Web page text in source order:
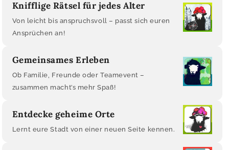
Knifflige Rätsel für jedes Alter
Von leicht bis anspruchsvoll – passt sich euren
Ansprüchen an!
Gemeinsames Erleben
Ob Familie, Freunde oder Teamevent –
zusammen macht’s mehr Spaß!
Entdecke geheime Orte
Lernt eure Stadt von einer neuen Seite kennen.